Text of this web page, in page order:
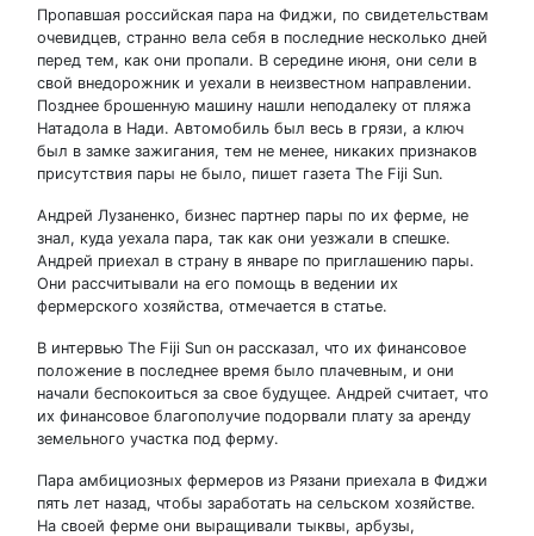
Пропавшая российская пара на Фиджи, по свидетельствам
очевидцев, странно вела себя в последние несколько дней
перед тем, как они пропали. В середине июня, они сели в
свой внедорожник и уехали в неизвестном направлении.
Позднее брошенную машину нашли неподалеку от пляжа
Натадола в Нади. Автомобиль был весь в грязи, а ключ
был в замке зажигания, тем не менее, никаких признаков
присутствия пары не было, пишет газета The Fiji Sun.
Андрей Лузаненко, бизнес партнер пары по их ферме, не
знал, куда уехала пара, так как они уезжали в спешке.
Андрей приехал в страну в январе по приглашению пары.
Они рассчитывали на его помощь в ведении их
фермерского хозяйства, отмечается в статье.
В интервью The Fiji Sun он рассказал, что их финансовое
положение в последнее время было плачевным, и они
начали беспокоиться за свое будущее. Андрей считает, что
их финансовое благополучие подорвали плату за аренду
земельного участка под ферму.
Пара амбициозных фермеров из Рязани приехала в Фиджи
пять лет назад, чтобы заработать на сельском хозяйстве.
На своей ферме они выращивали тыквы, арбузы,